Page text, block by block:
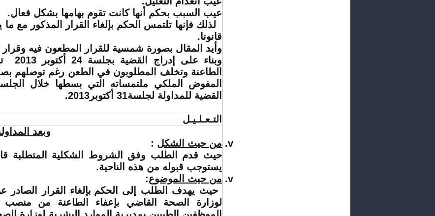
عيب السبب بحكم أنها كانت تقوم بهامها بشكل فعال.
لذلك فإنها تلتمس الحكم بإلغاء القرار المذكور مع
قانونا.
وأيد المقال بصورة شمسية للقرار المطعون فيه وقرار
وبناء
الطاعنة وتخلف المطلوبون في الطعن رغم توصلهم
المفوض الملكي ملتمساته التي بسطها خلال
القضية للمداولة لجلسة31 أكتوبر2013 .
التـعـلـيـل
وبعد
من حيث الشكل :
حيث قدم الطلب وفق الشروط الشكلية المتطلبة
يستوجب قبوله من هذه الناحية.
من حيث الموضوع:
حيث يهدف الطلب إلى
الحكم بإلغاء القرار الصادر
لوزارة الصحة القاضي بإعفاء الطاعنة من منصب